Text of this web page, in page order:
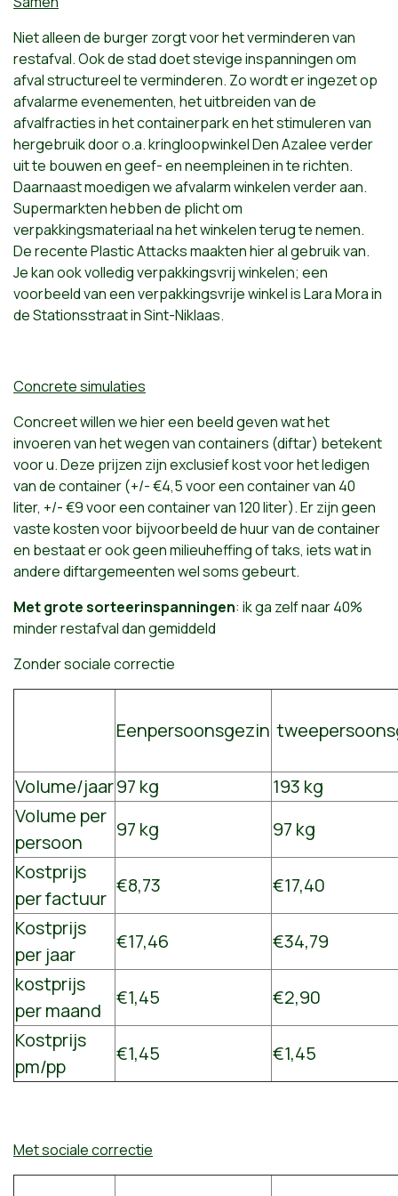
Niet alleen de burger zorgt voor het verminderen van
restafval. Ook de stad doet stevige inspanningen om
afval structureel te verminderen. Zo wordt er ingezet op
afvalarme evenementen, het uitbreiden van de
afvalfracties in het containerpark en het stimuleren van
hergebruik door o.a. kringloopwinkel Den Azalee verder
uit te bouwen en geef- en neempleinen in te richten.
Daarnaast moedigen we afvalarm winkelen verder aan.
Supermarkten hebben de plicht om
verpakkingsmateriaal na het winkelen terug te nemen.
De recente Plastic Attacks maakten hier al gebruik van.
Je kan ook volledig verpakkingsvrij winkelen; een
voorbeeld van een verpakkingsvrije winkel is Lara Mora in
de Stationsstraat in Sint-Niklaas.
Concrete simulaties
Concreet willen we hier een beeld geven wat het
invoeren van het wegen van containers (diftar) betekent
voor u. Deze prijzen zijn exclusief kost voor het ledigen
van de container (+/- €4,5 voor een container van 40
liter, +/- €9 voor een container van 120 liter). Er zijn geen
vaste kosten voor bijvoorbeeld de huur van de container
en bestaat er ook geen milieuheffing of taks, iets wat in
andere diftargemeenten wel soms gebeurt.
Met grote sorteerinspanningen: ik ga zelf naar 40%
minder restafval dan gemiddeld
Zonder sociale correctie
Eenpersoonsgezin
Volume/jaar97 kg
193 kg
Volume per
persoon
97 kg
97 kg
Kostprijs
per factuur
€8,73
€17,40
Kostprijs
per jaar
€17,46
€34,79
kostprijs
per maand
€1,45
€2,90
Kostprijs
pm/pp
€1,45 €1,45
Met sociale correctie